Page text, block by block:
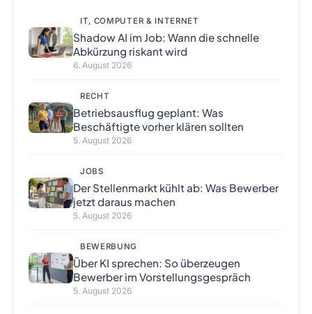
IT, COMPUTER & INTERNET
Shadow AI im Job: Wann die schnelle
Abkürzung riskant wird
6. August 2026
RECHT
Betriebsausflug geplant: Was
Beschäftigte vorher klären sollten
5. August 2026
JOBS
Der Stellenmarkt kühlt ab: Was Bewerber
jetzt daraus machen
5. August 2026
BEWERBUNG
Über KI sprechen: So überzeugen
Bewerber im Vorstellungsgespräch
5. August 2026